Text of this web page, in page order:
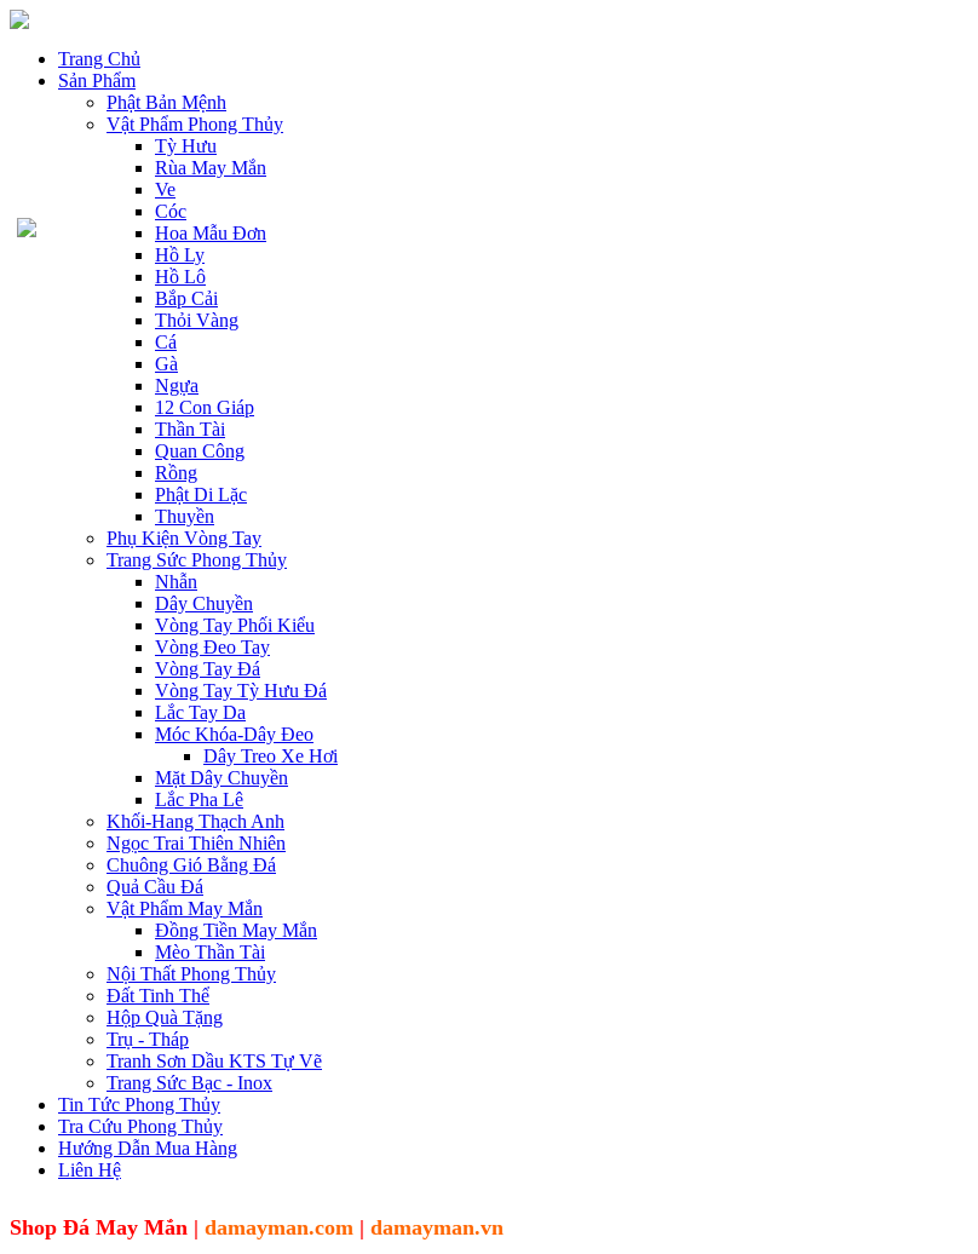
Trang Chủ
Sản Phẩm
Phật Bản Mệnh
Vật Phẩm Phong Thủy
Tỳ Hưu
Rùa May Mắn
Ve
Cóc
Hoa Mẫu Đơn
Hồ Ly
Hồ Lô
Bắp Cải
Thỏi Vàng
Cá
Gà
Ngựa
12 Con Giáp
Thần Tài
Quan Công
Rồng
Phật Di Lặc
Thuyền
Phụ Kiện Vòng Tay
Trang Sức Phong Thủy
Nhẫn
Dây Chuyền
Vòng Tay Phối Kiểu
Vòng Đeo Tay
Vòng Tay Đá
Vòng Tay Tỳ Hưu Đá
Lắc Tay Da
Móc Khóa-Dây Đeo
Dây Treo Xe Hơi
Mặt Dây Chuyền
Lắc Pha Lê
Khối-Hang Thạch Anh
Ngọc Trai Thiên Nhiên
Chuông Gió Bằng Đá
Quả Cầu Đá
Vật Phẩm May Mắn
Đồng Tiền May Mắn
Mèo Thần Tài
Nội Thất Phong Thủy
Đất Tinh Thể
Hộp Quà Tặng
Trụ - Tháp
Tranh Sơn Dầu KTS Tự Vẽ
Trang Sức Bạc - Inox
Tin Tức Phong Thủy
Tra Cứu Phong Thủy
Hướng Dẫn Mua Hàng
Liên Hệ
Shop Đá May Mắn | damayman.com | damayman.vn